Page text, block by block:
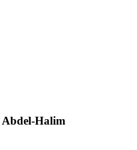
Abdel-Halim